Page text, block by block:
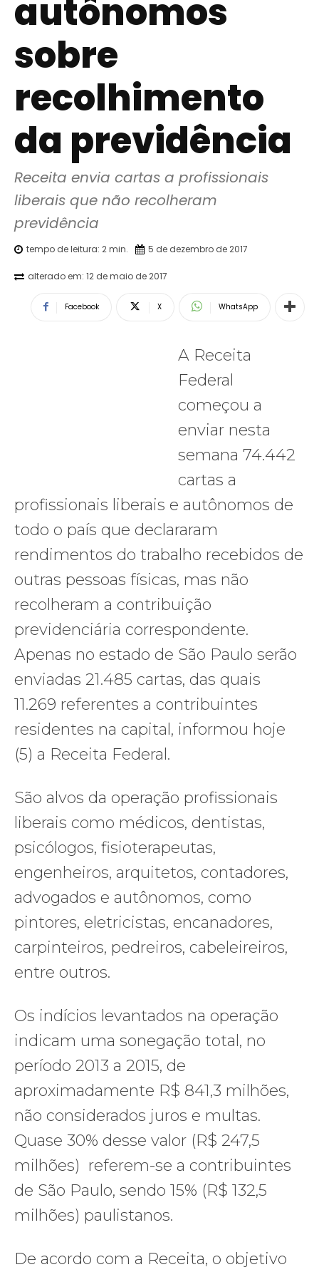
autônomos
sobre
recolhimento
da previdência
Receita envia cartas a profissionais
liberais que não recolheram
previdência
tempo de leitura: 2min. 5 de dezembro de 2017
alterado em: 12 de maio de 2017
Facebook X WhatsApp
A Receita
Federal
começou a
enviar nesta
semana 74.442
cartas a
profissionais liberais e autônomos de
todo o país que declararam
rendimentos do trabalho recebidos de
outras pessoas físicas, mas não
recolheram a contribuição
previdenciária correspondente.
Apenas no estado de São Paulo serão
enviadas 21.485 cartas, das quais
11.269 referentes a contribuintes
residentes na capital, informou hoje
(5) a Receita Federal.
São alvos da operação profissionais
liberais como médicos, dentistas,
psicólogos, fisioterapeutas,
engenheiros, arquitetos, contadores,
advogados e autônomos, como
pintores, eletricistas, encanadores,
carpinteiros, pedreiros, cabeleireiros,
entre outros.
Os indícios levantados na operação
indicam uma sonegação total, no
período 2013 a 2015, de
aproximadamente R$ 841,3 milhões,
não considerados juros e multas.
Quase 30% desse valor (R$ 247,5
milhões) referem-se a contribuintes
de São Paulo, sendo 15% (R$ 132,5
milhões) paulistanos.
De acordo com a Receita, o objetivo